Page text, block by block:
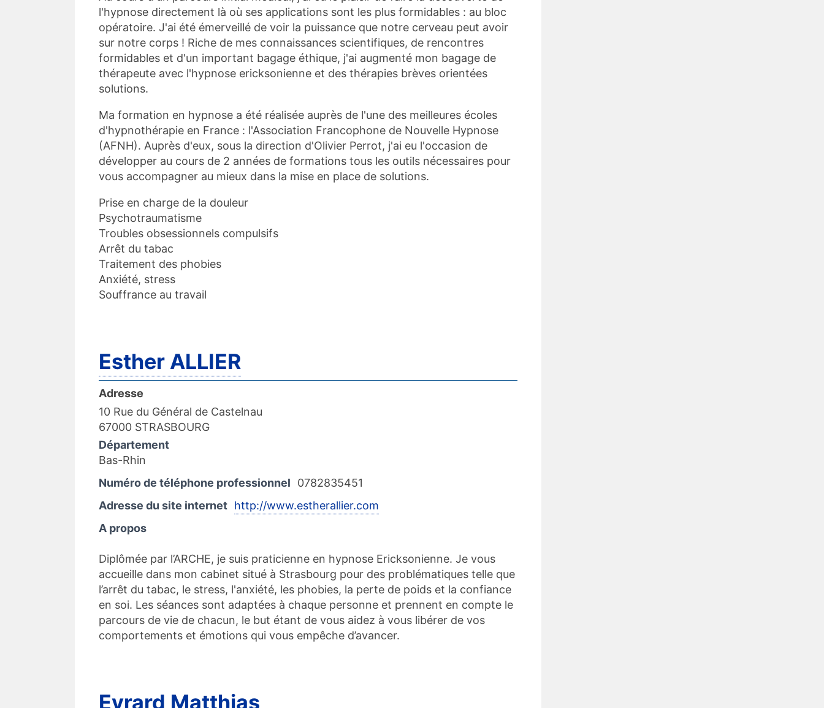
l'hypnose directement là où ses applications sont les plus formidables : au bloc
opératoire. J'ai été émerveillé de voir la puissance que notre cerveau peut avoir
sur notre corps ! Riche de mes connaissances scientifiques, de rencontres
formidables et d'un important bagage éthique, j'ai augmenté mon bagage de
thérapeute avec l'hypnose ericksonienne et des thérapies brèves orientées
solutions.
Ma formation en hypnose a été réalisée auprès de l'une des meilleures écoles
d'hypnothérapie en France : l'Association Francophone de Nouvelle Hypnose
(AFNH). Auprès d'eux, sous la direction d'Olivier Perrot, j'ai eu l'occasion de
développer au cours de 2 années de formations tous les outils nécessaires pour
vous accompagner au mieux dans la mise en place de solutions.
Prise en charge de la douleur
Psychotraumatisme
Troubles obsessionnels compulsifs
Arrêt du tabac
Traitement des phobies
Anxiété, stress
Souffrance au travail
Esther ALLIER
Adresse
10 Rue du Général de Castelnau
67000 STRASBOURG
Département
Bas-Rhin
Numéro de téléphone professionnel
0782835451
Adresse du site internet http://www.estherallier.com
A propos
Diplômée par l’ARCHE, je suis praticienne en hypnose Ericksonienne. Je vous
accueille dans mon cabinet situé à Strasbourg pour des problématiques telle que
l’arrêt du tabac, le stress, l'anxiété, les phobies, la perte de poids et la confiance
en soi. Les séances sont adaptées à chaque personne et prennent en compte le
parcours de vie de chacun, le but étant de vous aidez à vous libérer de vos
comportements et émotions qui vous empêche d’avancer.
Evrard Matthias